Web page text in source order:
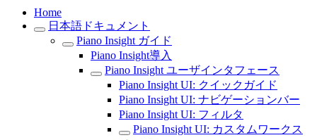
Home
日本語ドキュメント
Piano Insight ガイド
Piano Insight導入
Piano Insight ユーザインタフェース
Piano Insight UI: クイックガイド
Piano Insight UI: ナビゲーションバー
Piano Insight UI: フィルタ
Piano Insight UI: カスタムワークス